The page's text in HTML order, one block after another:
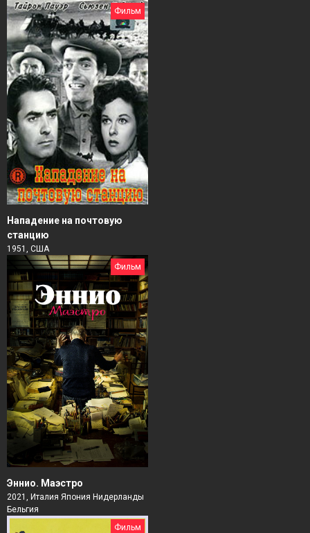
Фильм
Нападение на почтовую
станцию
1951, США
Фильм
Эннио. Маэстро
2021, Италия Япония Нидерланды
Бельгия
Фильм